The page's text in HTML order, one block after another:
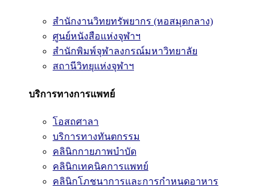
สำนักงานวิทยทรัพยากร (หอสมุดกลาง)
ศูนย์หนังสือแห่งจุฬาฯ
สำนักพิมพ์จุฬาลงกรณ์มหาวิทยาลัย
สถานีวิทยุแห่งจุฬาฯ
บริการทางการแพทย์
โอสถศาลา
บริการทางทันตกรรม
คลินิกกายภาพบำบัด
คลินิกเทคนิคการแพทย์
คลินิกโภชนาการและการกำหนดอาหาร